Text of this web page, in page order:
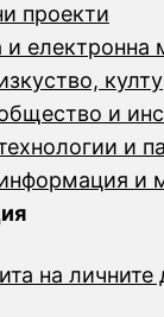
проекти
електронна
и
и
и
на личните